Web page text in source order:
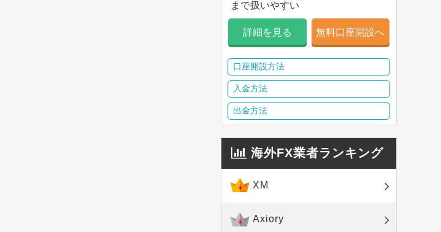
まで扱いやすい
詳細を見る 無料口座開設へ
口座開設方法
入金方法
出金方法
海外FX業者ランキング
XM
Axiory